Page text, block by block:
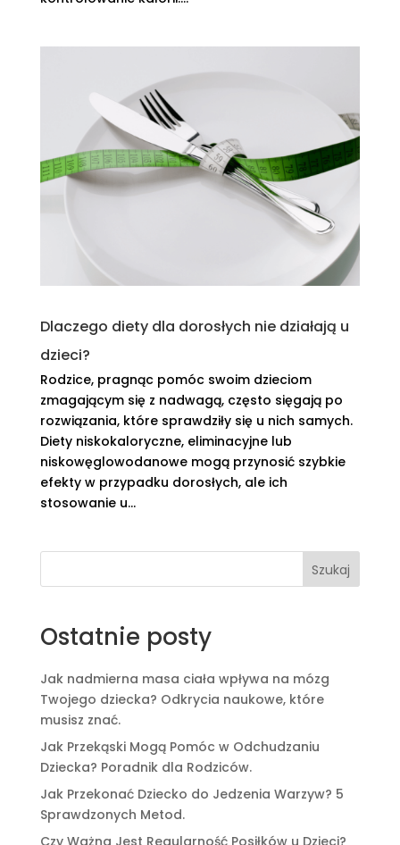
Dlaczego diety dla dorosłych nie działają u
dzieci?
Rodzice, pragnąc pomóc swoim dzieciom
zmagającym się z nadwagą, często sięgają po
rozwiązania, które sprawdziły się u nich samych.
Diety niskokaloryczne, eliminacyjne lub
niskowęglowodanowe mogą przynosić szybkie
efekty w przypadku dorosłych, ale ich
stosowanie u...
Szukaj
Ostatnie posty
Jak nadmierna masa ciała wpływa na mózg
Twojego dziecka? Odkrycia naukowe, które
musisz znać.
Jak Przekąski Mogą Pomóc w Odchudzaniu
Dziecka? Poradnik dla Rodziców.
Jak Przekonać Dziecko do Jedzenia Warzyw? 5
Sprawdzonych Metod.